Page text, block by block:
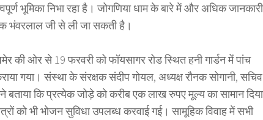
भूमिका निभा रहा है। जोगणिया धाम के बारे में और अधिक जानकारी
भंवरलाल जी से ली जा सकती है।
की ओर से 19 फरवरी को फॉयसागर रोड स्थित हनी गार्डन में पांच
गया। संस्था के संरक्षक संदीप गोयल, अध्यक्ष रौनक सोगानी, सचिव
ने बताया कि प्रत्येक जोड़े को करीब एक लाख रुपए मूल्य का सामान दिया
को भी भोजन सुविधा उपलब्ध करवाई गई। सामूहिक विवाह में सभी